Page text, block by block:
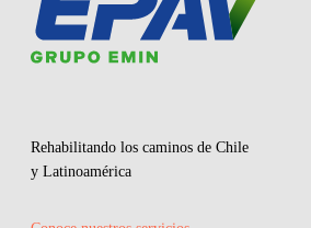
Rehabilitando los caminos de Chile
y Latinoamérica